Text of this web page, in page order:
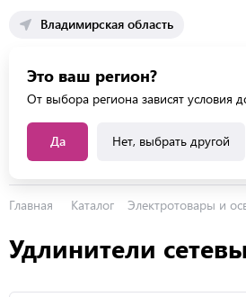
Владимирская область
Это ваш регион?
От выбора региона зависят условия
Да Нет, выбрать другой
Каталог услуг
Главная Каталог Электротовары и
Удлинители